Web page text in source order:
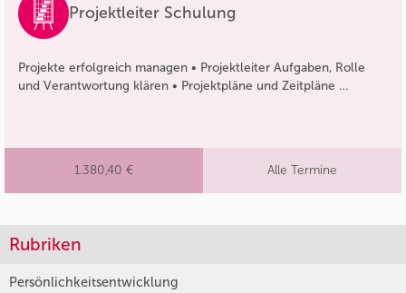
Projektleiter Schulung
Projekte erfolgreich managen • Projektleiter Aufgaben, Rolle
und Verantwortung klären • Projektpläne und Zeitpläne …
1.380,40 € Alle Termine
Rubriken
Persönlichkeitsentwicklung